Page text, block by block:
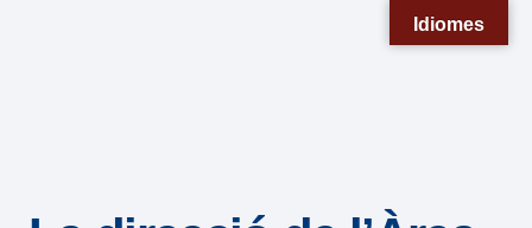
sistema
Idiomes